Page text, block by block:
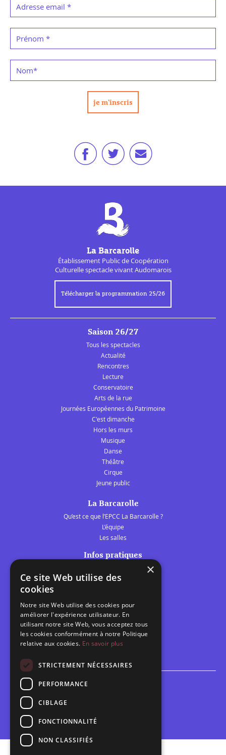
Adresse email *
Prénom *
Nom*
La Barcarolle
Établissement Public deCoopération
Culturellespectacle vivant Audomarois
Télécharger la programmation 25/26
Saison 26/27
Tous les spectacles
Actualité
Rencontres
Lecture
Conservatoire
Arts de la rue
Journées Européennes du Patrimoine
C'est dimanche
Hors les murs
Musique
Danse
Théâtre
Cirque
Jeune public
La Barcarolle
Qu’est ce que l’EPCC La Barcarolle ?
L’équipe
Les salles
Infos pratiques
Les belles scènes audomaroises
Calendrier
Programme des spectacles
Brèves
Espace scolaire
×
Ce site Web utilise des
cookies
Notre site Web utilise des cookies pour
améliorer l'expérience utilisateur. En
utilisant notre site Web, vous acceptez tous
les cookies conformément à notre Politique
relative aux cookies. En savoir plus
STRICTEMENT NÉCESSAIRES
PERFORMANCE
CIBLAGE
FONCTIONNALITÉ
NON CLASSIFIÉS